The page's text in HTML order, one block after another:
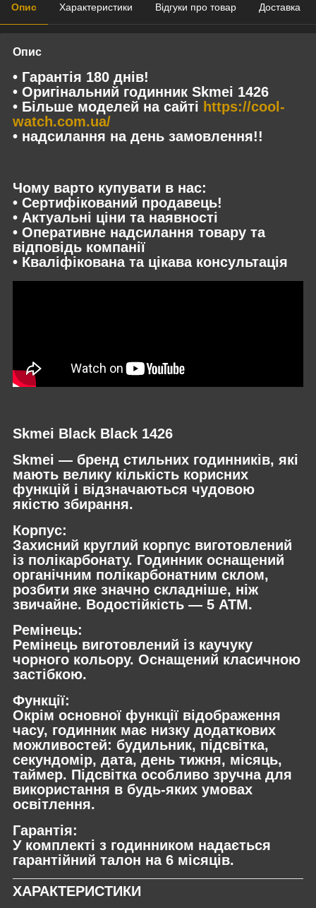
Опис Характеристики Відгуки про товар Доставка
Опис
• Гарантія 180 днів!
• Оригінальний годинник Skmei 1426
• Більше моделей на сайті https://cool-
watch.com.ua/
• надсилання на день замовлення!!
Чому варто купувати в нас:
• Сертифікований продавець!
• Актуальні ціни та наявності
• Оперативне надсилання товару та
відповідь компанії
• Кваліфікована та цікава консультація
Skmei Black Black 1426
Skmei — бренд стильних годинників, які
мають велику кількість корисних
функцій і відзначаються чудовою
якістю збирання.
Корпус:
Захисний круглий корпус виготовлений
із полікарбонату. Годинник оснащений
органічним полікарбонатним склом,
розбити яке значно складніше, ніж
звичайне. Водостійкість — 5 ATM.
Ремінець:
Ремінець виготовлений із каучуку
чорного кольору. Оснащений класичною
застібкою.
Функції:
Окрім основної функції відображення
часу, годинник має низку додаткових
можливостей: будильник, підсвітка,
секундомір, дата, день тижня, місяць,
таймер. Підсвітка особливо зручна для
використання в будь-яких умовах
освітлення.
Гарантія:
У комплекті з годинником надається
гарантійний талон на 6 місяців.
ХАРАКТЕРИСТИКИ